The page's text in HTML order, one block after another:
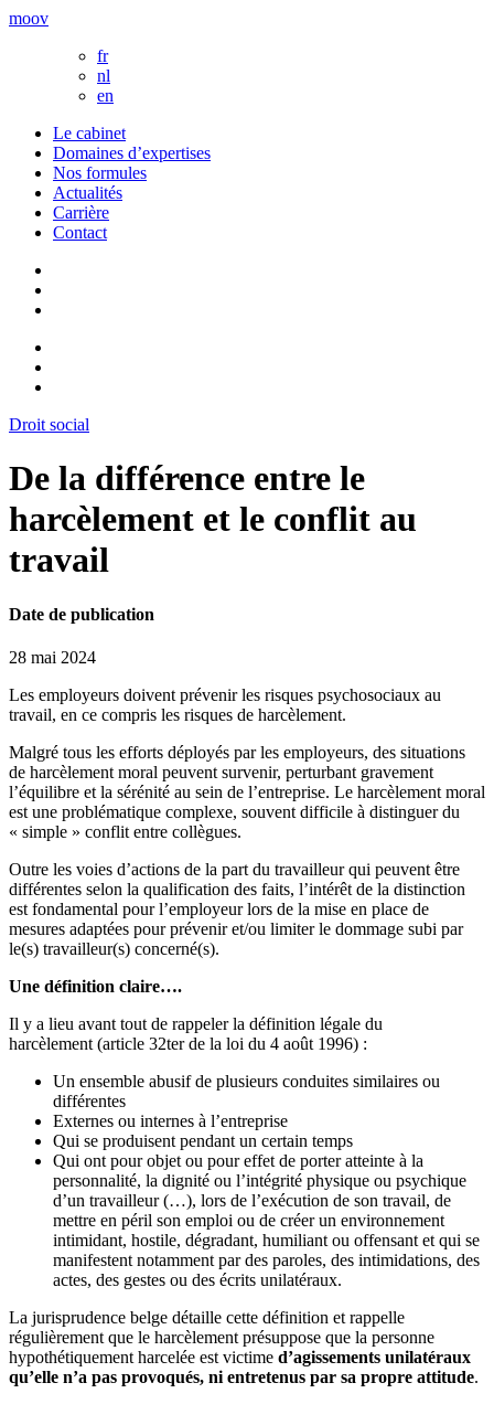
moov
fr
nl
en
Le cabinet
Domaines d’expertises
Nos formules
Actualités
Carrière
Contact
Droit social
De la différence entre le
harcèlement et le conflit au
travail
Date de publication
28 mai 2024
Les employeurs doivent prévenir les risques psychosociaux au
travail, en ce compris les risques de harcèlement.
Malgré tous les efforts déployés par les employeurs, des situations
de harcèlement moral peuvent survenir, perturbant gravement
l’équilibre et la sérénité au sein de l’entreprise. Le harcèlement moral
est une problématique complexe, souvent difficile à distinguer du
« simple » conflit entre collègues.
Outre les voies d’actions de la part du travailleur qui peuvent être
différentes selon la qualification des faits, l’intérêt de la distinction
est fondamental pour l’employeur lors de la mise en place de
mesures adaptées pour prévenir et/ou limiter le dommage subi par
le(s) travailleur(s) concerné(s).
Une définition claire….
Il y a lieu avant tout de rappeler la définition légale du
harcèlement (article 32ter de la loi du 4 août 1996) :
Un ensemble abusif de plusieurs conduites similaires ou
différentes
Externes ou internes à l’entreprise
Qui se produisent pendant un certain temps
Qui ont pour objet ou pour effet de porter atteinte à la
personnalité, la dignité ou l’intégrité physique ou psychique
d’un travailleur (…), lors de l’exécution de son travail, de
mettre en péril son emploi ou de créer un environnement
intimidant, hostile, dégradant, humiliant ou offensant et qui se
manifestent notamment par des paroles, des intimidations, des
actes, des gestes ou des écrits unilatéraux.
La jurisprudence belge détaille cette définition et rappelle
régulièrement que le harcèlement présuppose que la personne
hypothétiquement harcelée est victime d’agissements unilatéraux
qu’elle n’a pas provoqués, ni entretenus par sa propre attitude.